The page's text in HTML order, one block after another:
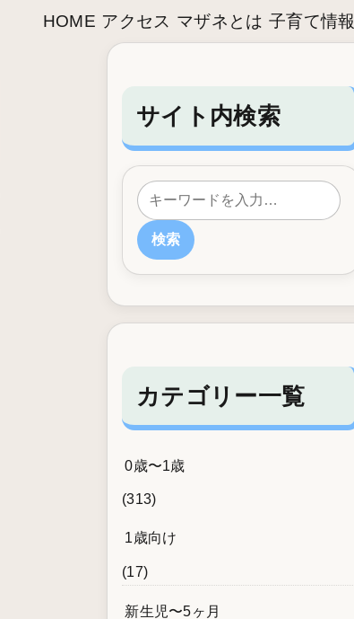
HOME アクセス マザネとは 子育て情報
サイト内検索
検索
カテゴリー一覧
0歳〜1歳
(313)
1歳向け
(17)
新生児〜5ヶ月